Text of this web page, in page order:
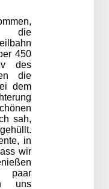
die
450
des
die
dem
sah,
in
wir
paar
uns